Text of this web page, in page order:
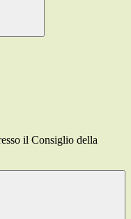
il Consiglio della